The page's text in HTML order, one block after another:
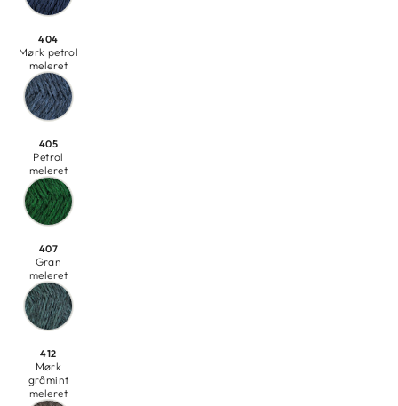
404
Mørk petrol
meleret
405
Petrol
meleret
407
Gran
meleret
412
Mørk
gråmint
meleret